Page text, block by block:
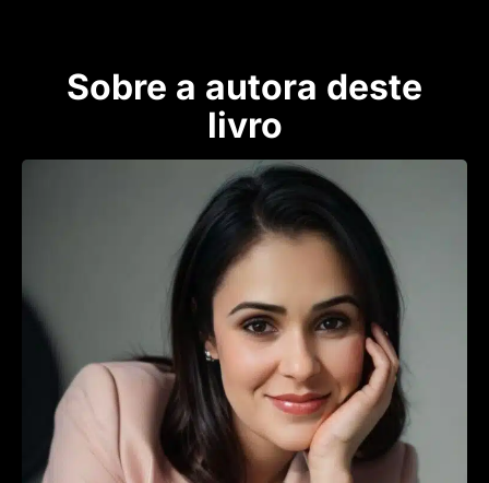
Sobre a autora deste
livro